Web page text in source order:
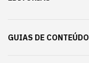
GUIAS DE CONTEÚDO